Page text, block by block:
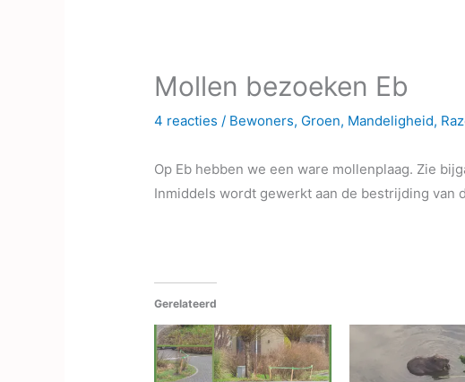
Mollen bezoeken Eb
4 reacties / Bewoners, Groen, Mandeligheid,
Op Eb hebben we een ware mollenplaag. Zie
Inmiddels wordt gewerkt aan de bestrijding van
Gerelateerd